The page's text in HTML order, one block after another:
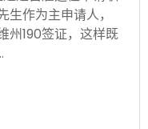
作为主申请人，
州190签证，这样既